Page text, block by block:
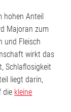
hohen Anteil
Majoran zum
und Fleisch
wirkt das
Schlaflosigkeit
liegt darin,
die kleine